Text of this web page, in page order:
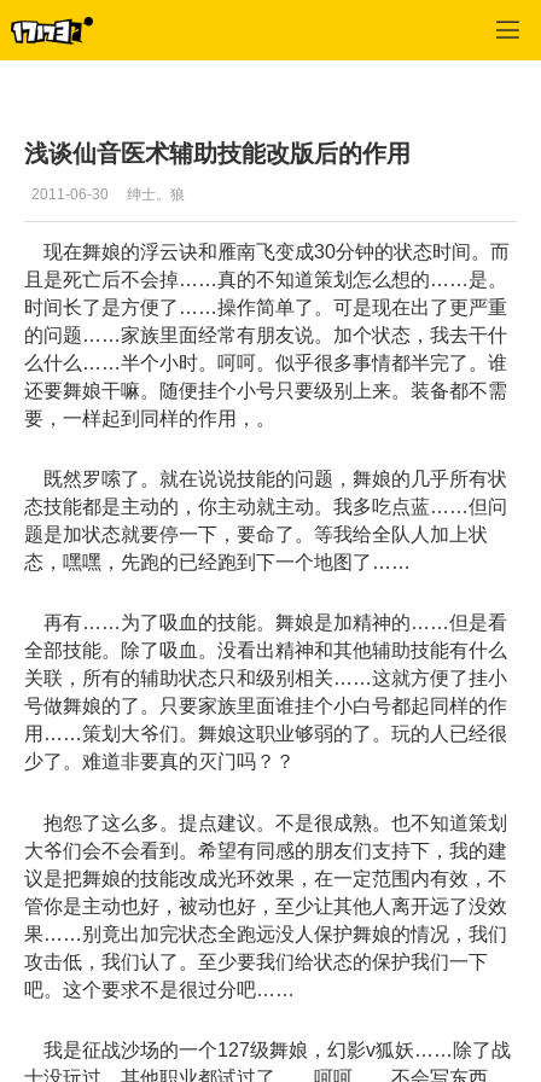
浅谈仙音医术辅助技能改版后的作用
2011-06-30 绅士。狼
现在舞娘的浮云诀和雁南飞变成30分钟的状态时间。而
且是死亡后不会掉……真的不知道策划怎么想的……是。
时间长了是方便了……操作简单了。可是现在出了更严重
的问题……家族里面经常有朋友说。加个状态，我去干什
么什么……半个小时。呵呵。似乎很多事情都半完了。谁
还要舞娘干嘛。随便挂个小号只要级别上来。装备都不需
要，一样起到同样的作用，。
既然罗嗦了。就在说说技能的问题，舞娘的几乎所有状
态技能都是主动的，你主动就主动。我多吃点蓝……但问
题是加状态就要停一下，要命了。等我给全队人加上状
态，嘿嘿，先跑的已经跑到下一个地图了……
再有……为了吸血的技能。舞娘是加精神的……但是看
全部技能。除了吸血。没看出精神和其他辅助技能有什么
关联，所有的辅助状态只和级别相关……这就方便了挂小
号做舞娘的了。只要家族里面谁挂个小白号都起同样的作
用……策划大爷们。舞娘这职业够弱的了。玩的人已经很
少了。难道非要真的灭门吗？？
抱怨了这么多。提点建议。不是很成熟。也不知道策划
大爷们会不会看到。希望有同感的朋友们支持下，我的建
议是把舞娘的技能改成光环效果，在一定范围内有效，不
管你是主动也好，被动也好，至少让其他人离开远了没效
果……别竟出加完状态全跑远没人保护舞娘的情况，我们
攻击低，我们认了。至少要我们给状态的保护我们一下
吧。这个要求不是很过分吧……
我是征战沙场的一个127级舞娘，幻影v狐妖……除了战
士没玩过，其他职业都试过了……呵呵……不会写东西。